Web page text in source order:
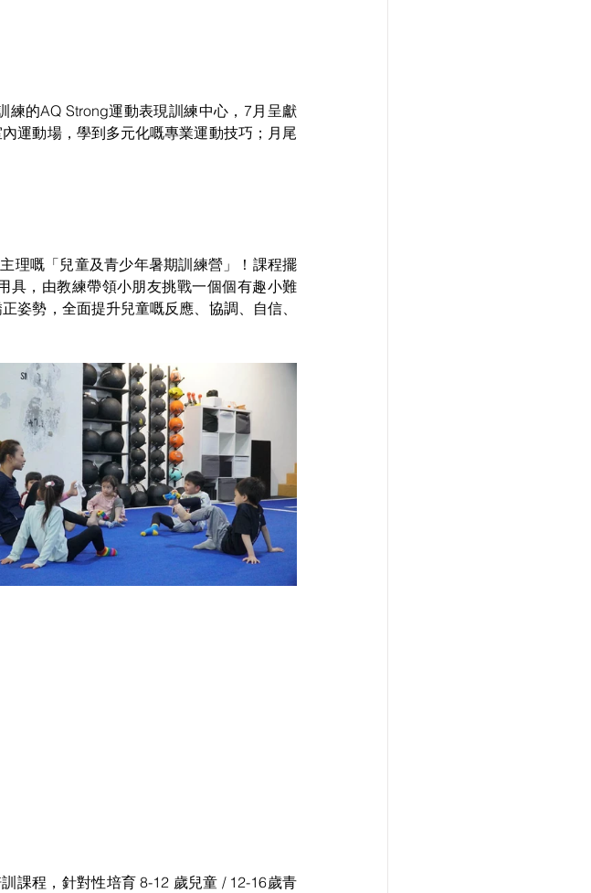
的AQ Strong運動表現訓練中心，7月呈獻
運動場，學到多元化嘅專業運動技巧；月尾
理嘅「兒童及青少年暑期訓練營」！課程擺
具，由教練帶領小朋友挑戰一個個有趣小難
姿勢，全面提升兒童嘅反應、協調、自信、
課程，針對性培育 8-12 歲兒童 / 12-16歲青